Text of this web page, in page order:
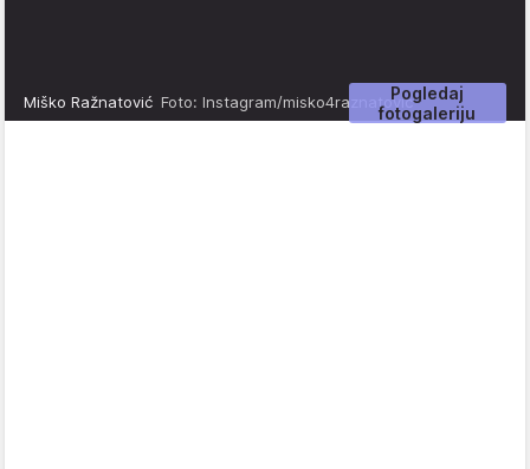
Pogledaj
fotogaleriju
Miško Ražnatović Foto: Instagram/misko4raznatovic